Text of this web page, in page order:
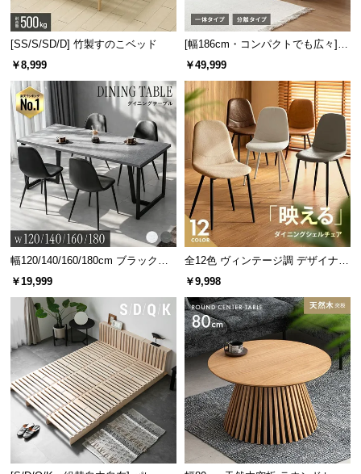
[SS/S/SD/D] 竹製すのこベッド
￥8,999
[幅186cm・コンパクトでも広々] 3
人掛けソファベッド リクライニン
￥49,999
幅120/140/160/180cm ブラックフ
レーム ダイニング 大理石調 4人掛
￥19,999
全12色 ヴィンテージ調 デザイナー
ズシェルチェア
￥9,998